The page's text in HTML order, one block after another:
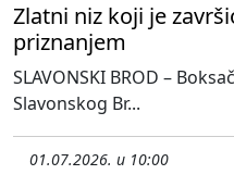
Zlatni niz koji je
priznanjem
SLAVONSKI BROD –
Slavonskog Br...
01.07.2026. u 10:00